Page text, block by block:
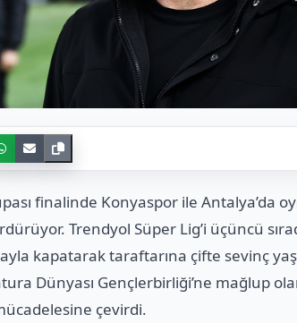
finalinde Konyaspor ile Antalya’da
Trendyol Süper Lig’i üçüncü
kapatarak taraftarına çifte sevinç
Dünyası Gençlerbirliği’ne mağlup
çevirdi.